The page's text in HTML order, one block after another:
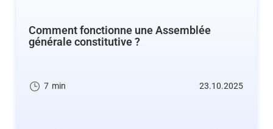
Comment fonctionne une Assemblée
générale constitutive ?
7 min 23.10.2025